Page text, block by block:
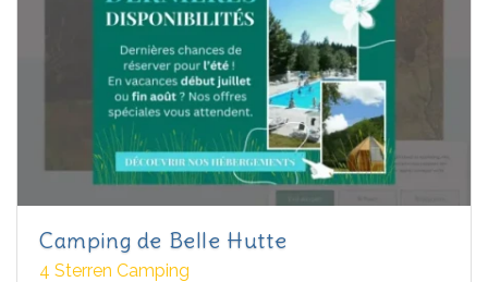
Camping de Belle Hutte
4 Sterren Camping